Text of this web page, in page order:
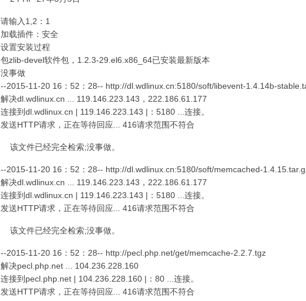
请输入1,2：1
加载插件：安全
设置安装过程
包zlib-devel软件包，1.2.3-29.el6.x86_64已安装最新版本
没事做
--2015-11-20 16：52：28-- http://dl.wdlinux.cn:5180/soft/libevent-1.4.14b-
解决dl.wdlinux.cn ... 119.146.223.143，222.186.61.177
连接到dl.wdlinux.cn | 119.146.223.143 |：5180 ...连接。
发送HTTP请求，正在等待回应... 416请求范围不符合
该文件已经完全检索;没事做。
--2015-11-20 16：52：28-- http://dl.wdlinux.cn:5180/soft/memcached-
解决dl.wdlinux.cn ... 119.146.223.143，222.186.61.177
连接到dl.wdlinux.cn | 119.146.223.143 |：5180 ...连接。
发送HTTP请求，正在等待回应... 416请求范围不符合
该文件已经完全检索;没事做。
--2015-11-20 16：52：28-- http://pecl.php.net/get/memcache-2.2.7.tgz
解决pecl.php.net ... 104.236.228.160
连接到pecl.php.net | 104.236.228.160 |：80 ...连接。
发送HTTP请求，正在等待回应... 416请求范围不符合